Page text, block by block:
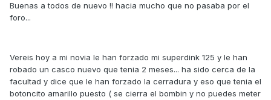
Buenas a todos de nuevo !! hacia mucho que no pasaba por el
foro...
Vereis hoy a mi novia le han forzado mi superdink 125 y le han
robado un casco nuevo que tenia 2 meses... ha sido cerca de la
facultad y dice que le han forzado la cerradura y eso que tenia el
botoncito amarillo puesto ( se cierra el bombin y no puedes meter